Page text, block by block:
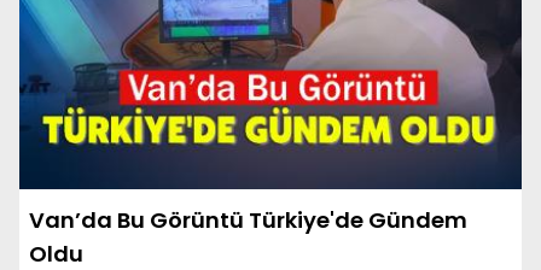
Van’da Bu Görüntü Türkiye'de Gündem
Oldu